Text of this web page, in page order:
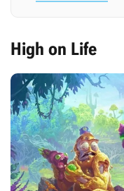
High on Life